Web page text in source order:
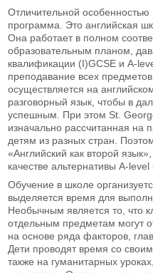
Отличительной
программа. Это английская
Она работает в полном
образовательным планом,
квалификации (I)GCSE и A-
преподавание всех
осуществляется на
разговорный язык, чтобы в
успешным. При этом St.
изначально рассчитанная на
детям из разных стран.
«Английский как второй
качестве альтернативы A-level
Обучение в школе
выделяется время для
Необычным является то, что
отдельным предметам могут
на основе ряда факторов,
Дети проводят время со
также на гуманитарных